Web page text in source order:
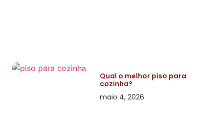
Qual o melhor piso para
cozinha?
maio 4, 2026